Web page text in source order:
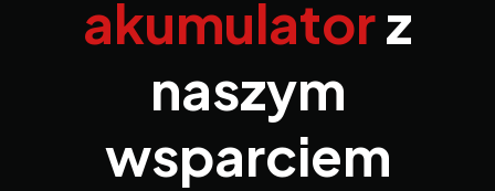
akumulatorz
naszym
wsparciem